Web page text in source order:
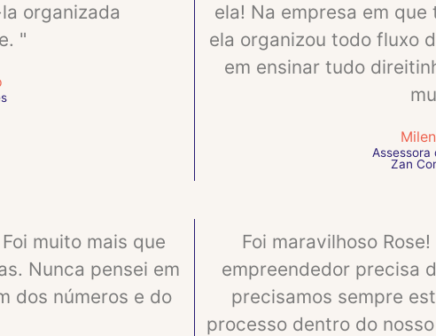
organizada
"
ela! Na empresa em
ela organizou todo fluxo
em ensinar tudo
Assessora
Zan
muito mais que
Nunca pensei em
dos números e do
Foi maravilhoso
empreendedor precisa
precisamos sempre
processo dentro do